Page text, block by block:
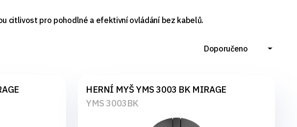
citlivost pro pohodlné a efektivní ovládání bez kabelů.
Doporučeno
HERNÍ MYŠ YMS 3003 BK MIRAGE
YMS 3003BK